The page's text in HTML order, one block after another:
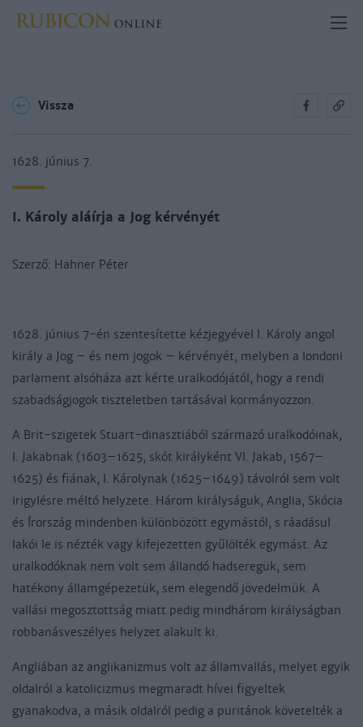
Vissza
1628. június 7.
I. Károly aláírja a Jog kérvényét
Szerző: Hahner Péter
1628. június 7-én szentesítette kézjegyével I. Károly angol
király a Jog – és nem jogok – kérvényét, melyben a londoni
parlament alsóháza azt kérte uralkodójától, hogy a rendi
szabadságjogok tiszteletben tartásával kormányozzon.
A Brit-szigetek Stuart-dinasztiából származó uralkodóinak,
I. Jakabnak (1603–1625, skót királyként VI. Jakab, 1567–
1625) és fiának, I. Károlynak (1625–1649) távolról sem volt
irigylésre méltó helyzete. Három királyságuk, Anglia, Skócia
és Írország mindenben különbözött egymástól, s ráadásul
lakói le is nézték vagy kifejezetten gyűlölték egymást. Az
uralkodóknak nem volt sem állandó hadseregük, sem
hatékony államgépezetük, sem elegendő jövedelmük. A
vallási megosztottság miatt pedig mindhárom királyságban
robbanásveszélyes helyzet alakult ki.
Angliában az anglikanizmus volt az államvallás, melyet egyik
oldalról a katolicizmus megmaradt hívei figyeltek
gyanakodva, a másik oldalról pedig a puritánok követelték a